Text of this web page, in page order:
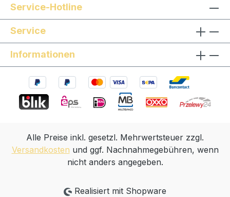
Service-Hotline
Service
Informationen
Alle Preise inkl. gesetzl. Mehrwertsteuer zzgl.
Versandkosten und ggf. Nachnahmegebühren, wenn
nicht anders angegeben.
Realisiert mit Shopware